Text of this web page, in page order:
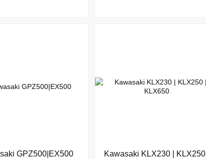
GPZ500|EX500
Kawasaki KLX230 | KLX250 |